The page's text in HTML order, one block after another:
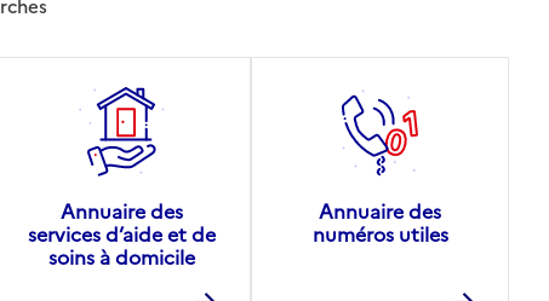
Annuaire des
services d’aide et de
soins à domicile
Annuaire des
numéros utiles